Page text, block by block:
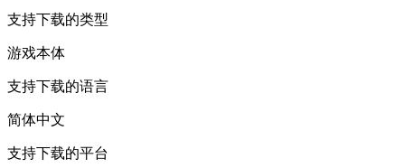
支持下载的类型
游戏本体
支持下载的语言
简体中文
支持下载的平台